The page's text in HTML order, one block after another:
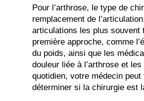
Pour l’arthrose, le type de
remplacement de
articulations les plus souvent
première approche, comme
du poids, ainsi que les
douleur liée à l’arthrose et
quotidien, votre médecin
déterminer si la chirurgie est